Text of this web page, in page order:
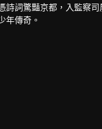
詞驚豔京都，入監察
年傳奇。